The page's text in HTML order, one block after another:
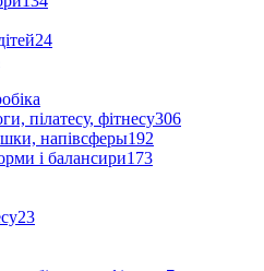
24
пілатесу, фітнесу306
напівсферы192
і балансири173
23